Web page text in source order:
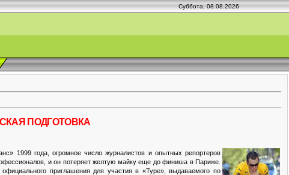
Суббота, 08.08.2026
ПОДГОТОВКА
1999 года, огромное число журналистов и опытных репортеров
и он потеряет желтую майку еще до финиша в Париже.
приглашения для участия в «Туре», выдаваемого по